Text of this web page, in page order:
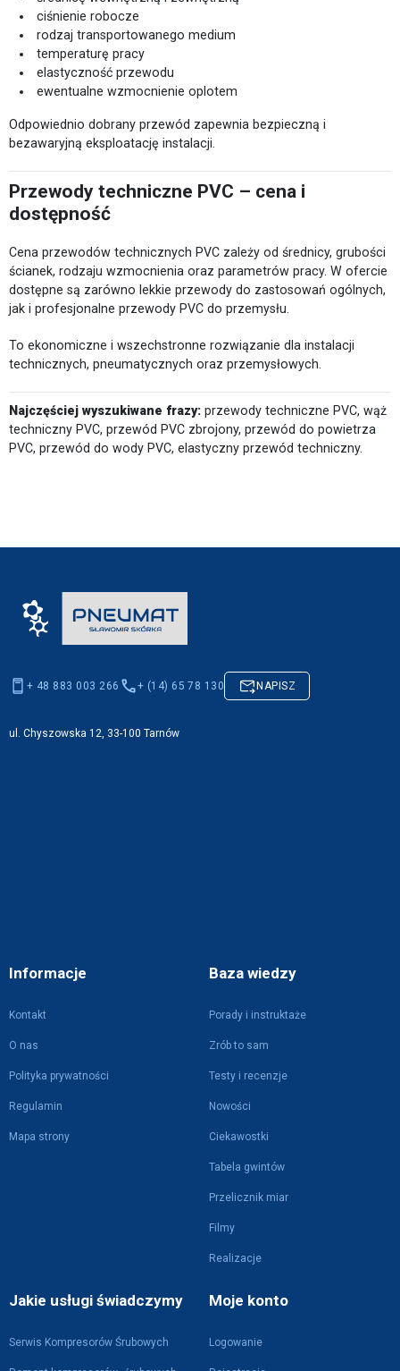
ciśnienie robocze
rodzaj transportowanego medium
temperaturę pracy
elastyczność przewodu
ewentualne wzmocnienie oplotem
Odpowiednio dobrany przewód zapewnia bezpieczną i
bezawaryjną eksploatację instalacji.
Przewody techniczne PVC – cena i
dostępność
Cena przewodów technicznych PVC zależy od średnicy, grubości
ścianek, rodzaju wzmocnienia oraz parametrów pracy. W ofercie
dostępne są zarówno lekkie przewody do zastosowań ogólnych,
jak i profesjonalne przewody PVC do przemysłu.
To ekonomiczne i wszechstronne rozwiązanie dla instalacji
technicznych, pneumatycznych oraz przemysłowych.
Najczęściej wyszukiwane frazy: przewody techniczne PVC, wąż
techniczny PVC, przewód PVC zbrojony, przewód do powietrza
PVC, przewód do wody PVC, elastyczny przewód techniczny.
Informacje
Kontakt
O nas
Polityka prywatności
Regulamin
Mapa strony
Baza wiedzy
Porady i instruktaże
Zrób to sam
Testy i recenzje
Nowości
Ciekawostki
Tabela gwintów
Przelicznik miar
Filmy
Realizacje
Jakie usługi świadczymy
Serwis Kompresorów Śrubowych
Moje konto
Logowanie
+ 48 883 003 266 + (14) 65 78 130 NAPISZ
ul. Chyszowska 12, 33-100 Tarnów